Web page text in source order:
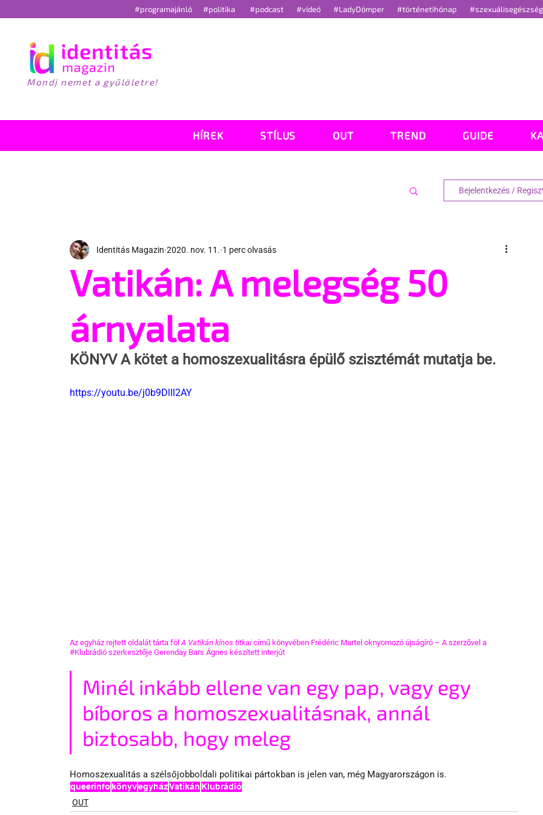
#programajánló #politika #podcast #videó #LadyDömper #történetihónap
Mondj nemet a gyűlöletre!
HÍREK STÍLUS OUT TREND GUIDE
Bejelentkezés /
Vatikán: A melegség 50
árnyalata
Identitás Magazin 2020. nov. 11. 1 perc olvasás
KÖNYV A kötet a homoszexualitásra épülő szisztémát mutatja be.
https://youtu.be/j0b9DlIl2AY
Az egyház rejtett oldalát tárta föl A Vatikán kínos titkai című könyvében Frédéric Martel oknyomozó újságíró – A szerzővel a
#Klubrádió szerkesztője Gerenday Bars Ágnes készített interjút
Minél inkább ellene van egy pap, vagy egy
bíboros a homoszexualitásnak, annál
biztosabb, hogy meleg
Homoszexualitás a szélsőjobboldali politikai pártokban is jelen van, még Magyarországon is.
queerinfo könyvegyházVatikán Klubrádió
OUT